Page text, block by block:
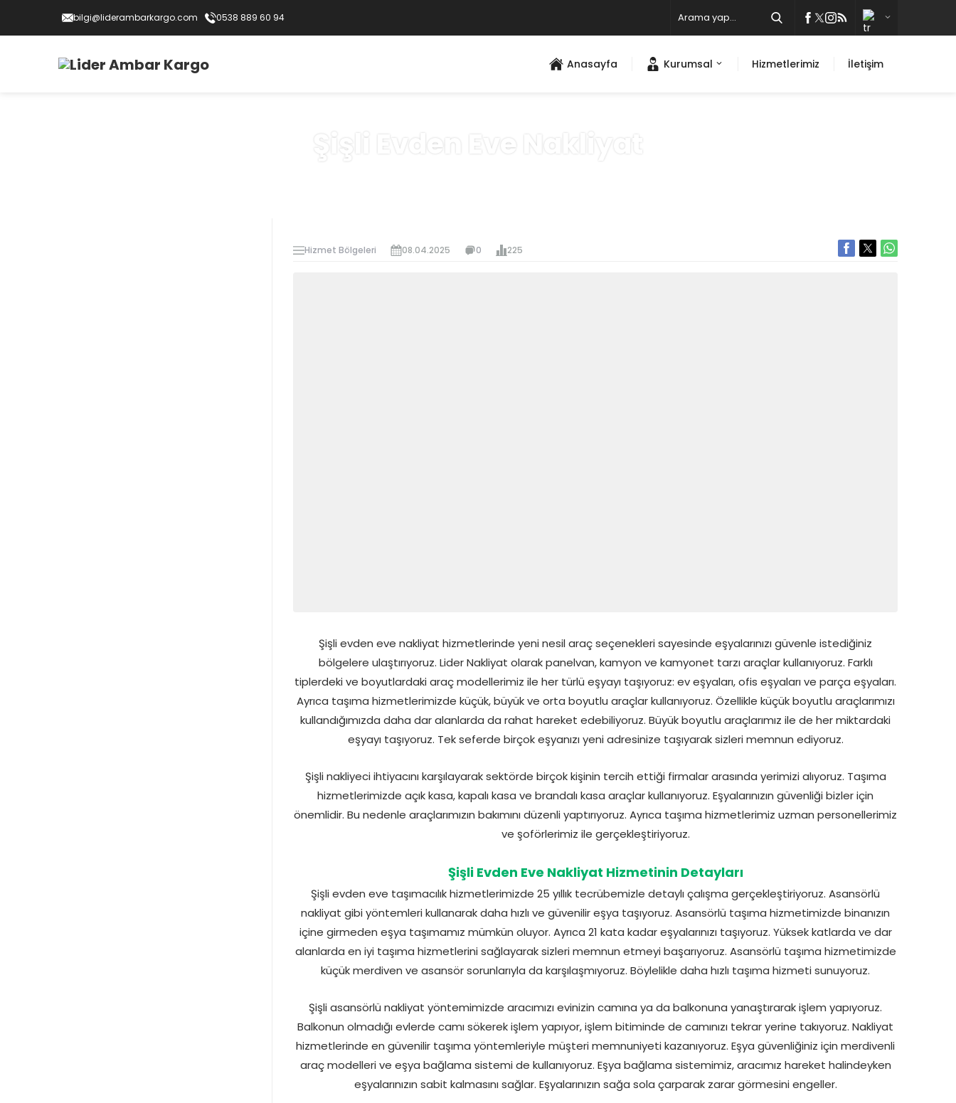
bilgi@liderambarkargo.com 0538 889 60 94
Anasayfa Kurumsal Hizmetlerimiz İletişim
Şişli Evden Eve Nakliyat
Hizmet Bölgeleri 08.04.2025 0 225
Şişli evden eve nakliyat hizmetlerinde yeni nesil araç seçenekleri sayesinde eşyalarınızı güvenle istediğiniz
bölgelere ulaştırıyoruz. Lider Nakliyat olarak panelvan, kamyon ve kamyonet tarzı araçlar kullanıyoruz. Farklı
tiplerdeki ve boyutlardaki araç modellerimiz ile her türlü eşyayı taşıyoruz: ev eşyaları, ofis eşyaları ve parça eşyaları.
Ayrıca taşıma hizmetlerimizde küçük, büyük ve orta boyutlu araçlar kullanıyoruz. Özellikle küçük boyutlu araçlarımızı
kullandığımızda daha dar alanlarda da rahat hareket edebiliyoruz. Büyük boyutlu araçlarımız ile de her miktardaki
eşyayı taşıyoruz. Tek seferde birçok eşyanızı yeni adresinize taşıyarak sizleri memnun ediyoruz.
Şişli nakliyeci ihtiyacını karşılayarak sektörde birçok kişinin tercih ettiği firmalar arasında yerimizi alıyoruz. Taşıma
hizmetlerimizde açık kasa, kapalı kasa ve brandalı kasa araçlar kullanıyoruz. Eşyalarınızın güvenliği bizler için
önemlidir. Bu nedenle araçlarımızın bakımını düzenli yaptırıyoruz. Ayrıca taşıma hizmetlerimiz uzman personellerimiz
ve şoförlerimiz ile gerçekleştiriyoruz.
Şişli Evden Eve Nakliyat Hizmetinin Detayları
Şişli evden eve taşımacılık hizmetlerimizde 25 yıllık tecrübemizle detaylı çalışma gerçekleştiriyoruz. Asansörlü
nakliyat gibi yöntemleri kullanarak daha hızlı ve güvenilir eşya taşıyoruz. Asansörlü taşıma hizmetimizde binanızın
içine girmeden eşya taşımamız mümkün oluyor. Ayrıca 21 kata kadar eşyalarınızı taşıyoruz. Yüksek katlarda ve dar
alanlarda en iyi taşıma hizmetlerini sağlayarak sizleri memnun etmeyi başarıyoruz. Asansörlü taşıma hizmetimizde
küçük merdiven ve asansör sorunlarıyla da karşılaşmıyoruz. Böylelikle daha hızlı taşıma hizmeti sunuyoruz.
Şişli asansörlü nakliyat yöntemimizde aracımızı evinizin camına ya da balkonuna yanaştırarak işlem yapıyoruz.
Balkonun olmadığı evlerde camı sökerek işlem yapıyor, işlem bitiminde de camınızı tekrar yerine takıyoruz. Nakliyat
hizmetlerinde en güvenilir taşıma yöntemleriyle müşteri memnuniyeti kazanıyoruz. Eşya güvenliğiniz için merdivenli
araç modelleri ve eşya bağlama sistemi de kullanıyoruz. Eşya bağlama sistemimiz, aracımız hareket halindeyken
eşyalarınızın sabit kalmasını sağlar. Eşyalarınızın sağa sola çarparak zarar görmesini engeller.